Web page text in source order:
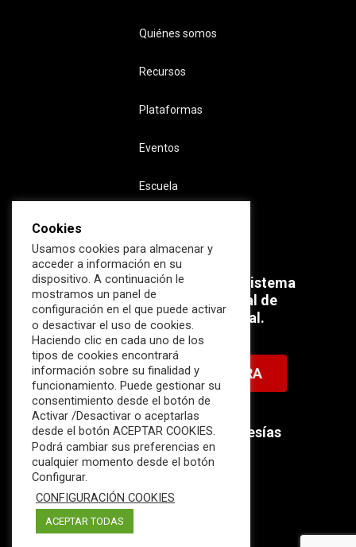
Quiénes somos
Recursos
Plataformas
Eventos
Escuela
Súmate ahora al mayor Ecosistema
profesional e internacional de
Ciberseguridad Industrial.
HAZTE MIEMBRO AHORA
Descubre nuestras membresías
disponibles.
Cookies
Usamos cookies para almacenar y
acceder a información en su
dispositivo. A continuación le
mostramos un panel de
configuración en el que puede activar
o desactivar el uso de cookies.
Haciendo clic en cada uno de los
tipos de cookies encontrará
información sobre su finalidad y
funcionamiento. Puede gestionar su
consentimiento desde el botón de
Activar /Desactivar o aceptarlas
desde el botón ACEPTAR COOKIES.
Podrá cambiar sus preferencias en
cualquier momento desde el botón
Configurar.
CONFIGURACIÓN COOKIES
ACEPTAR TODAS